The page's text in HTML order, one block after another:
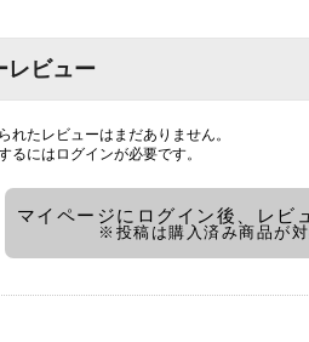
レビュー
れたレビューはまだありません。
るには ログインが必要です。
マイページにログイン後、レビ
※投稿は購入済み商品が